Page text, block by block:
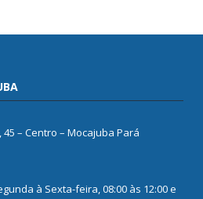
– Centro – Mocajuba Pará
à Sexta-feira, 08:00 às 12:00 e